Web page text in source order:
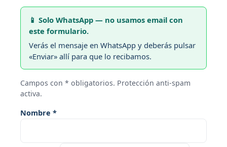
📱 Solo WhatsApp — no usamos email con
este formulario.
Verás el mensaje en WhatsApp y deberás pulsar
«Enviar» allí para que lo recibamos.
Campos con * obligatorios. Protección anti-spam
activa.
Nombre *